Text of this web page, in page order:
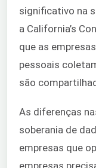
significativo na
a California’s
que as
pessoais
são
As diferenças
soberania de
empresas que
empresas